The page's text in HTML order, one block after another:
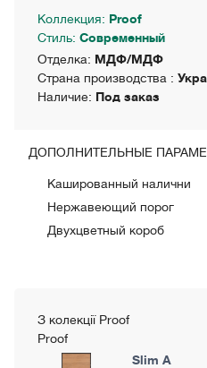
Коллекция: Proof
Стиль: Современный
Отделка: МДФ/МДФ
Страна производства :
Наличие: Под заказ
ДОПОЛНИТЕЛЬНЫЕ
Кашированный налични
Нержавеющий порог
Двухцветный короб
З колекції Proof
Proof
Slim A